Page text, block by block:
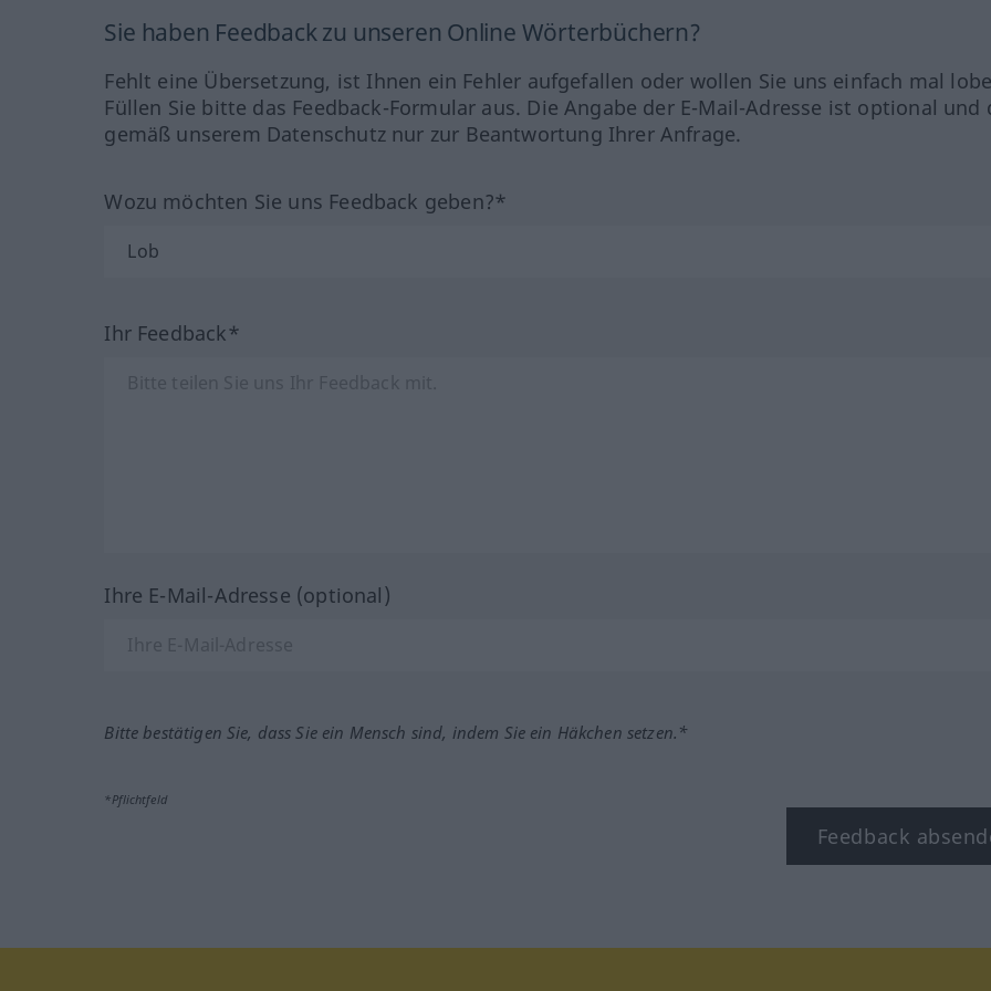
Sie haben Feedback zu unseren Online Wörterbüchern?
Fehlt eine Übersetzung, ist Ihnen ein Fehler aufgefallen oder wollen Sie uns einfach mal
Füllen Sie bitte das Feedback-Formular aus. Die Angabe der E-Mail-Adresse ist optional und
gemäß unserem Datenschutz nur zur Beantwortung Ihrer Anfrage.
Wozu möchten Sie uns Feedback geben?*
Ihr Feedback*
Ihre E-Mail-Adresse (optional)
Bitte bestätigen Sie, dass Sie ein Mensch sind, indem Sie ein Häkchen setzen.*
*Pflichtfeld
Feedback